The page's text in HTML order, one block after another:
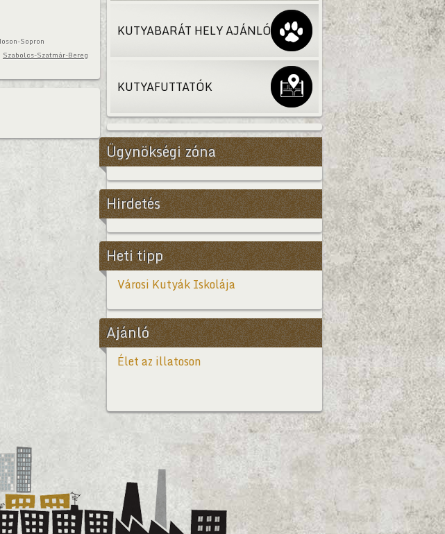
Sopron
Szabolcs-Szatmár-Bereg
KUTYABARÁT HELY AJÁNLÓ
KUTYAFUTTATÓK
Ügynökségi zóna
Hirdetés
Heti tipp
Városi Kutyák Iskolája
Ajánló
Élet az illatoson